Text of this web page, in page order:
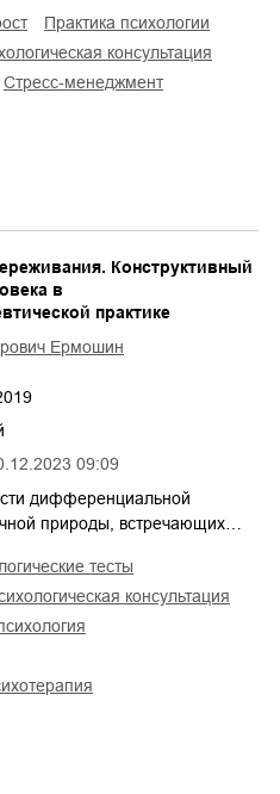
практика психологии
консультация
стресс-менеджмент
09:09
Конструктивный
в
практике
Ермошин
дифференциальной
природы, встречающих…
тесты
консультация